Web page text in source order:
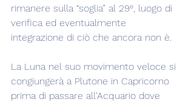
rimanere sulla “soglia” al 29°, luogo di
verifica ed eventualmente
integrazione di ciò che ancora non è.
La Luna nel suo movimento veloce si
congiungerà a Plutone in Capricorno
prima di passare all'Acquario dove